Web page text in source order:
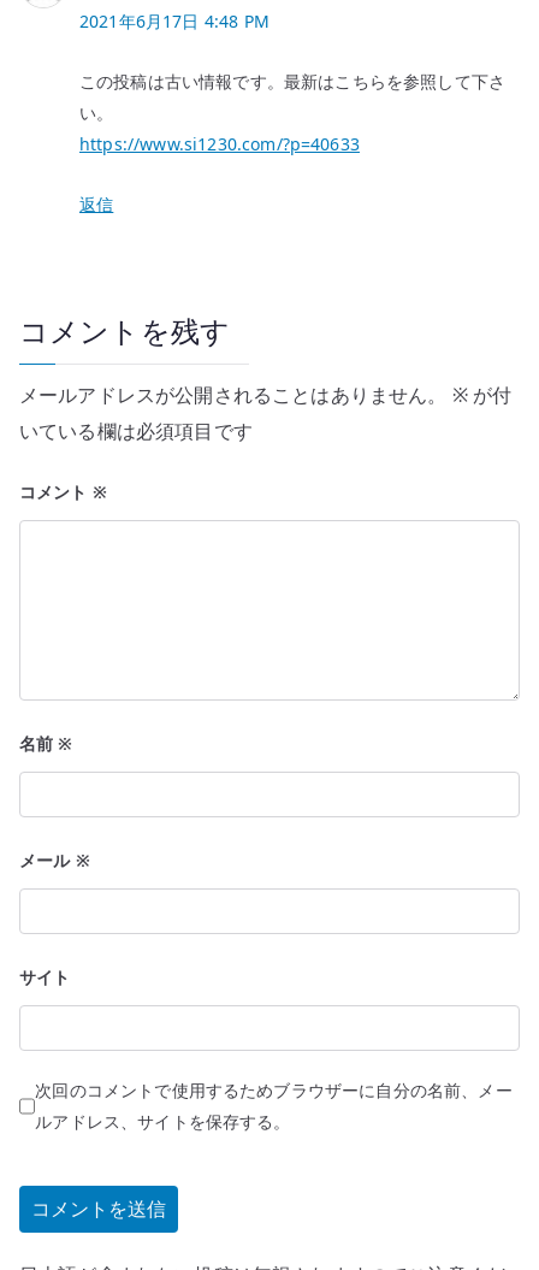
2021年6月17日 4:48 PM
この投稿は古い情報です。最新はこちらを参照して下さ
い。
https://www.si1230.com/?p=40633
返信
コメントを残す
メールアドレスが公開されることはありません。 ※が付
いている欄は必須項目です
コメント ※
名前※
メール ※
サイト
次回のコメントで使用するためブラウザーに自分の名前、メー
ルアドレス、サイトを保存する。